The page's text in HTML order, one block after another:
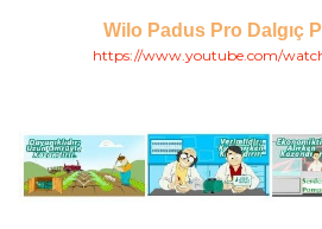
Wilo Padus Pro Dalgıç
https://www.youtube.com/